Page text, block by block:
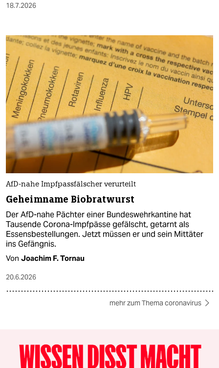
18.7.2026
AfD-nahe Impfpassfälscher verurteilt
Geheimname Biobratwurst
Der AfD-nahe Pächter einer Bundeswehrkantine hat
Tausende Corona-Impfpässe gefälscht, getarnt als
Essensbestellungen. Jetzt müssen er und sein Mittäter
ins Gefängnis.
Von Joachim F. Tornau
20.6.2026
mehr zum Thema coronavirus